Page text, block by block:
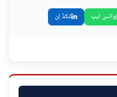
واٹس ایپ لنکڈ اِن